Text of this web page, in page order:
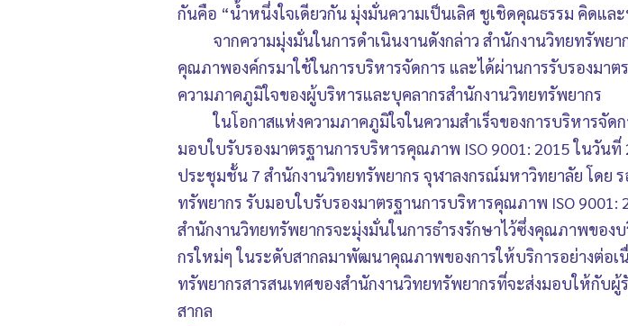
กันคือ “น้ำหนึ่งใจเดียวกัน มุ่งมั่นความเป็นเลิศ ชูเชิดคุณธรรม คิดแล
จากความมุ่งมั่นในการดำเนินงานดังกล่าว สำนักงานวิทยทรัพย
คุณภาพองค์กรมาใช้ในการบริหารจัดการ และได้ผ่านการรับรองมา
ความภาคภูมิใจของผู้บริหารและบุคลากรสำนักงานวิทยทรัพยากร
ในโอกาสแห่งความภาคภูมิใจในความสำเร็จของการบริหารจั
มอบใบรับรองมาตรฐานการบริหารคุณภาพ ISO 9001: 2015 ในวัน
ประชุมชั้น 7 สำนักงานวิทยทรัพยากร จุฬาลงกรณ์มหาวิทยาลัย โดย
ทรัพยากร รับมอบใบรับรองมาตรฐานการบริหารคุณภาพ ISO 9001:
สำนักงานวิทยทรัพยากรจะมุ่งมั่นในการธำรงรักษาไว้ซึ่งคุณภาพขอ
กรใหม่ๆ ในระดับสากลมาพัฒนาคุณภาพของการให้บริการอย่างต่อ
ทรัพยากรสารสนเทศของสำนักงานวิทยทรัพยากรที่จะส่งมอบให้กับ
สากล